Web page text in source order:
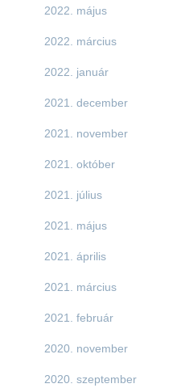
2022. május
2022. március
2022. január
2021. december
2021. november
2021. október
2021. július
2021. május
2021. április
2021. március
2021. február
2020. november
2020. szeptember